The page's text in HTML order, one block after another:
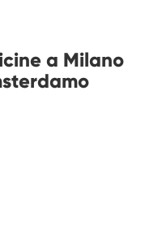
a Milano